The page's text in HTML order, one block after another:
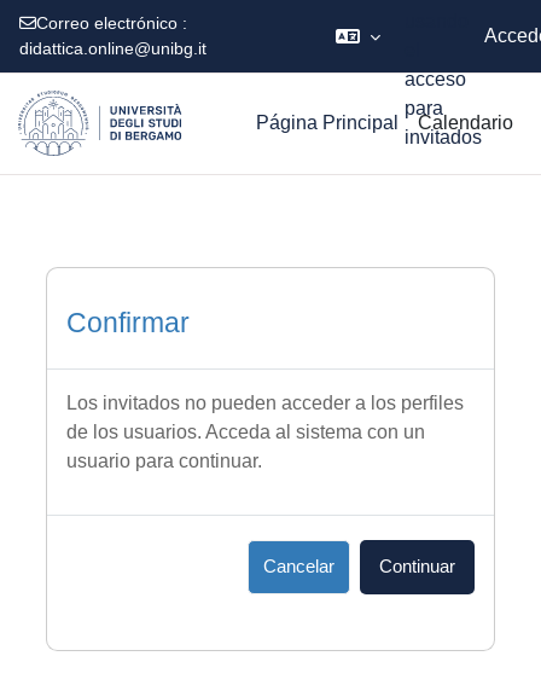
Correo electrónico :
didattica.online@unibg.it
acceso
para
invitados
Página Principal Calendario
Confirmar
Los invitados no pueden acceder a los perfiles
de los usuarios. Acceda al sistema con un
usuario para continuar.
Cancelar Continuar